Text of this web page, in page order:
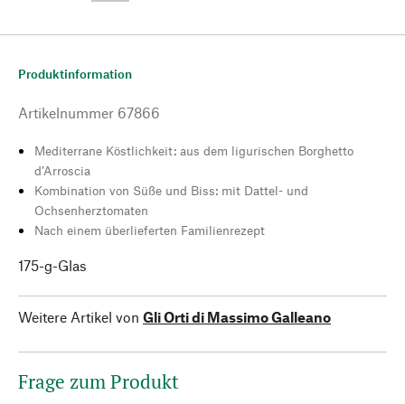
Produktinformation
Artikelnummer 67866
Mediterrane Köstlichkeit: aus dem ligurischen Borghetto
d’Arroscia
Kombination von Süße und Biss: mit Dattel- und
Ochsenherztomaten
Nach einem überlieferten Familienrezept
175-g-Glas
Weitere Artikel von Gli Orti di Massimo Galleano
Frage zum Produkt